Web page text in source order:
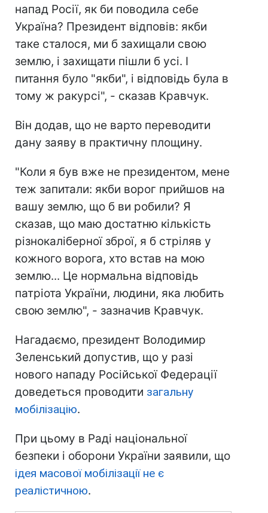
напад Росії, як би поводила себе
Україна? Президент відповів: якби
таке сталося, ми б захищали свою
землю, і захищати пішли б усі. І
питання було "якби", і відповідь була в
тому ж ракурсі", - сказав Кравчук.
Він додав, що не варто переводити
дану заяву в практичну площину.
"Коли я був вже не президентом, мене
теж запитали: якби ворог прийшов на
вашу землю, що б ви робили? Я
сказав, що маю достатню кількість
різнокаліберної зброї, я б стріляв у
кожного ворога, хто встав на мою
землю... Це нормальна відповідь
патріота України, людини, яка любить
свою землю", - зазначив Кравчук.
Нагадаємо, президент Володимир
Зеленський допустив, що у разі
нового нападу Російської Федерації
доведеться проводити загальну
мобілізацію.
При цьому в Раді національної
безпеки і оборони України заявили, що
ідея масової мобілізації не є
реалістичною.